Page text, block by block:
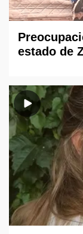
estado de